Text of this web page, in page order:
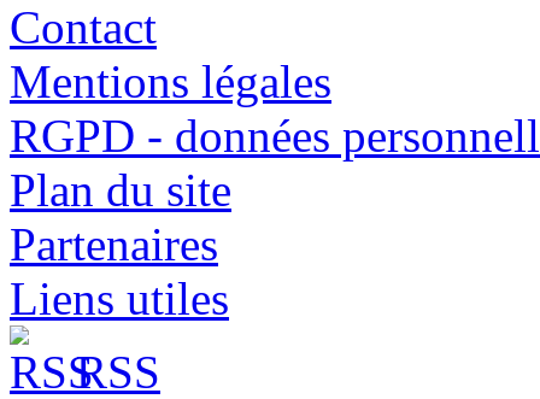
Contact
Mentions légales
RGPD - données
Plan du site
Partenaires
Liens utiles
RSS